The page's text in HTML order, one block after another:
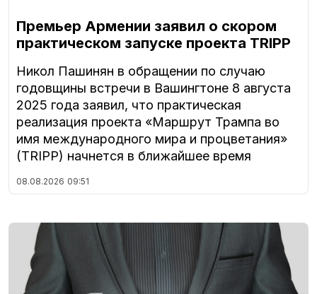
Премьер Армении заявил о скором
практическом запуске проекта TRIPP
Никол Пашинян в обращении по случаю
годовщины встречи в Вашингтоне 8 августа
2025 года заявил, что практическая
реализация проекта «Маршрут Трампа во
имя международного мира и процветания»
(TRIPP) начнется в ближайшее время
08.08.2026 09:51